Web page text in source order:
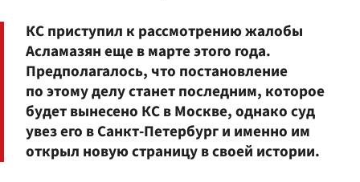
КС приступил к рассмотрению жалобы
Асламазян еще в марте этого года.
Предполагалось, что постановление
по этому делу станет последним, которое
будет вынесено КС в Москве, однако суд
увез его в Санкт-Петербург и именно им
открыл новую страницу в своей истории.